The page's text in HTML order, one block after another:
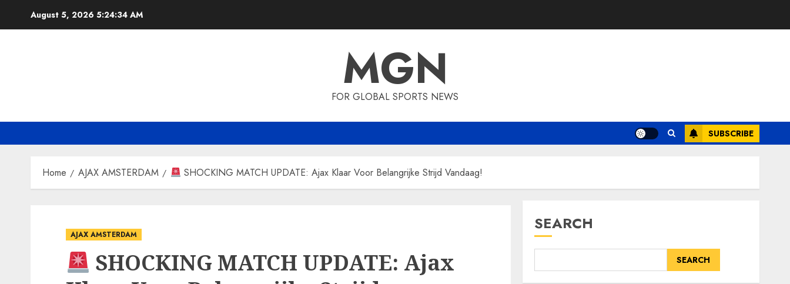
August 5, 2026 5:24:35 AM
MGN
FOR GLOBAL SPORTS NEWS
SUBSCRIBE
Home AJAX AMSTERDAM SHOCKING MATCH UPDATE: Ajax Klaar Voor Belangrijke Strijd Vandaag!
AJAX AMSTERDAM
SHOCKING MATCH UPDATE: Ajax
SEARCH
SEARCH